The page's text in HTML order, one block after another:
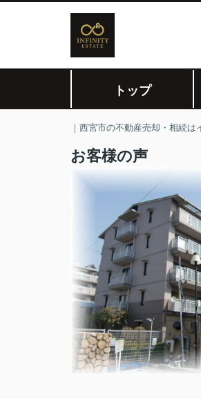
トップ
｜西宮市の不動産売却・相続は
お客様の声